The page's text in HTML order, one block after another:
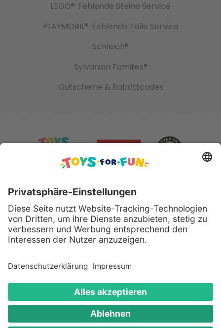
LEGO® Fehlende Steine Service
PLAYMOBIL® Fehlende Teile Service
Schleich®
Sylvanian Families®
Gutscheine & Rabattcodes
Sicher bezahlen mit:
Alle genannten Produkte und Logos sind eingetragene
Warenzeichen der jeweiligen Hersteller.
Copyright © 2008 - 2026 Toys for Fun GmbH - Alle
Rechte vorbehalten